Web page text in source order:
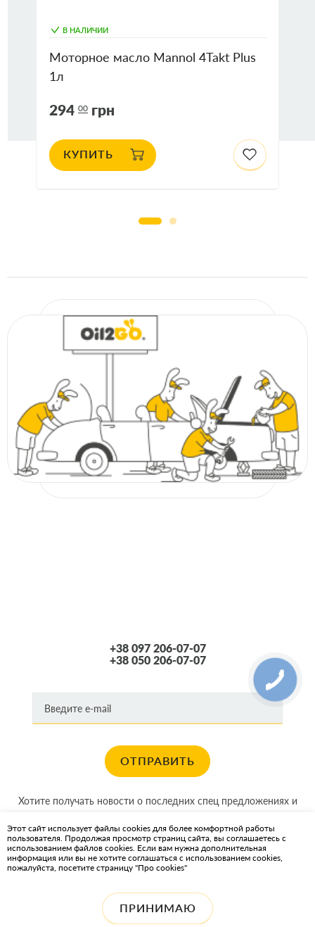
В НАЛИЧИИ
Моторное масло Mannol 4Takt Plus
1л
294 00 грн
КУПИТЬ
+38 097 206-07-07
+38 050 206-07-07
ОТПРАВИТЬ
Хотите получать новости о последних спец предложениях и
КАРТА САЙТА
Этот сайт использует файлы cookies для более комфортной работы
пользователя. Продолжая просмотр страниц сайта, вы соглашаетесь с
использованием файлов cookies. Если вам нужна дополнительная
информация или вы не хотите соглашаться с использованием cookies,
пожалуйста, посетите страницу "Про cookies"
ПРИНИМАЮ